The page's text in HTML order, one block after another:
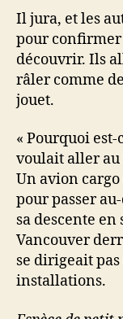
Il jura, et les
pour confirmer
découvrir. Ils
râler comme
jouet.
« Pourquoi est-
voulait aller au
Un avion
pour passer
sa descente
Vancouver
se dirigeait
installations.